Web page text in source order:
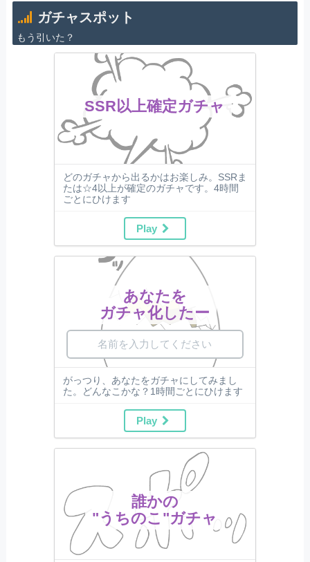
ガチャスポット
もう引いた？
SSR以上確定ガチャ
どのガチャから出るかはお楽しみ。SSRま
たは☆4以上が確定のガチャです。4時間
ごとにひけます
Play
あなたを
ガチャ化したー
がっつり、あなたをガチャにしてみまし
た。どんなこかな？1時間ごとにひけます
Play
誰かの
"うちのこ"ガチャ